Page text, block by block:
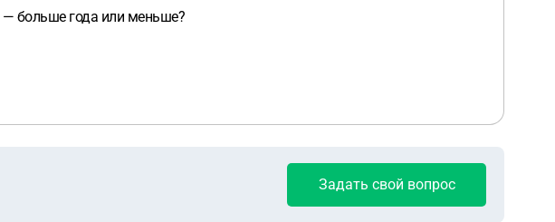
— больше года или меньше?
Задать свой вопрос